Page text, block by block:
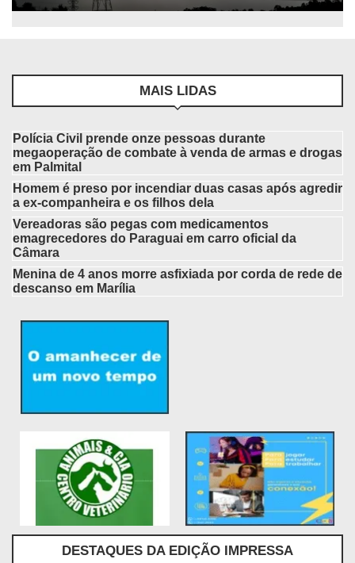
MAIS LIDAS
Polícia Civil prende onze pessoas durante
megaoperação de combate à venda de armas e drogas
em Palmital
Homem é preso por incendiar duas casas após agredir
a ex-companheira e os filhos dela
Vereadoras são pegas com medicamentos
emagrecedores do Paraguai em carro oficial da
Câmara
Menina de 4 anos morre asfixiada por corda de rede de
descanso em Marília
DESTAQUES DA EDIÇÃO IMPRESSA